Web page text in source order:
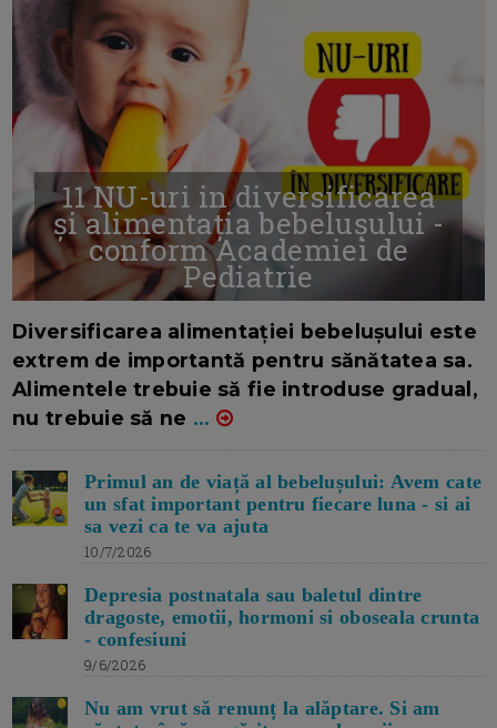
11 NU-uri in diversificarea
și alimentația bebelușului -
conform Academiei de
Pediatrie
Diversificarea alimentației bebelușului este
extrem de importantă pentru sănătatea sa.
Alimentele trebuie să fie introduse gradual,
nu trebuie să ne ...
Primul an de viață al bebelușului: Avem cate
un sfat important pentru fiecare luna - si ai
sa vezi ca te va ajuta
10/7/2026
Depresia postnatala sau baletul dintre
dragoste, emotii, hormoni si oboseala crunta
- confesiuni
9/6/2026
Nu am vrut să renunț la alăptare. Si am